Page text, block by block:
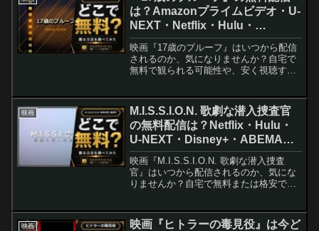
は？Amazonプライムビデオ・U-
NEXT・Netflix・Hulu・
Disney+などの動画配信サブスク
サービスを調査【美絽・B＆ZAI
稲葉通陽】
映画『17歳のプルーフ』はいつから配信
されるのか、気になりませんか？自宅で
無料で観られる可能性や、安く視聴する
徹底リサーチするクマ〜！・・・でもそ
の前に、おやつを食べ...
映画
M.I.S.S.I.O.N. 歌劇な潜入捜査官
の無料配信は？Netflix・Hulu・
U-NEXT・Disney+・ABEMAを
調査【道枝駿佑・ミュージカル×
潜入捜査】
映画『M.I.S.S.I.O.N. 歌劇な潜入捜査
官』はいつから配信されるのか、気にな
りませんか？自宅で無料または格安で観
た。🔗 AmazonでM.I.S.S.I.O.N...
映画
映画『ヒトラーの毒見役』は今ど